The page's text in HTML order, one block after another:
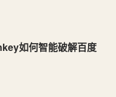
如何智能破解百度